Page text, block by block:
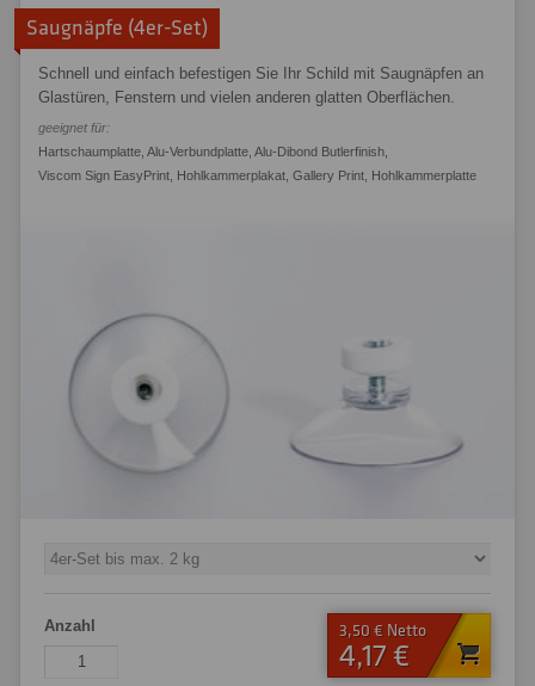
Saugnäpfe (4er-Set)
Schnell und einfach befestigen Sie Ihr Schild mit Saugnäpfen an
Glastüren, Fenstern und vielen anderen glatten Oberflächen.
geeignet für:
Hartschaumplatte Alu-Verbundplatte Alu-Dibond Butlerfinish
Viscom Sign EasyPrint Hohlkammerplakat Gallery Print Hohlkammerplatte
Anzahl 3,50 € Netto
4,17 €